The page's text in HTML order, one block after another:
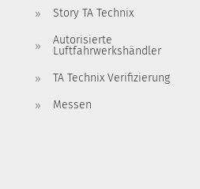
Story TA Technix
Autorisierte
Luftfahrwerkshändler
TA Technix Verifizierung
Messen